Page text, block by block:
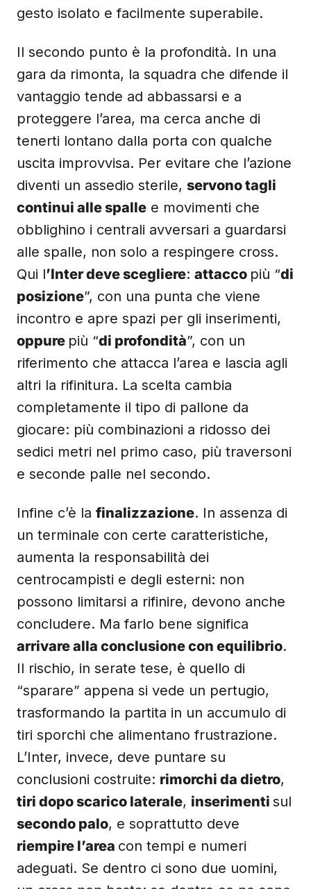
gesto isolato e facilmente superabile.
Il secondo punto è la profondità. In una
gara da rimonta, la squadra che difende il
vantaggio tende ad abbassarsi e a
proteggere l’area, ma cerca anche di
tenerti lontano dalla porta con qualche
uscita improvvisa. Per evitare che l’azione
diventi un assedio sterile, servono tagli
continui alle spalle e movimenti che
obblighino i centrali avversari a guardarsi
alle spalle, non solo a respingere cross.
Qui l’Inter deve scegliere: attacco più “di
posizione”, con una punta che viene
incontro e apre spazi per gli inserimenti,
oppure più “di profondità”, con un
riferimento che attacca l’area e lascia agli
altri la rifinitura. La scelta cambia
completamente il tipo di pallone da
giocare: più combinazioni a ridosso dei
sedici metri nel primo caso, più traversoni
e seconde palle nel secondo.
Infine c’è la finalizzazione. In assenza di
un terminale con certe caratteristiche,
aumenta la responsabilità dei
centrocampisti e degli esterni: non
possono limitarsi a rifinire, devono anche
concludere. Ma farlo bene significa
arrivare alla conclusione con equilibrio.
Il rischio, in serate tese, è quello di
“sparare” appena si vede un pertugio,
trasformando la partita in un accumulo di
tiri sporchi che alimentano frustrazione.
L’Inter, invece, deve puntare su
conclusioni costruite: rimorchi da dietro,
tiri dopo scarico laterale, inserimenti sul
secondo palo, e soprattutto deve
riempire l’area con tempi e numeri
adeguati. Se dentro ci sono due uomini,